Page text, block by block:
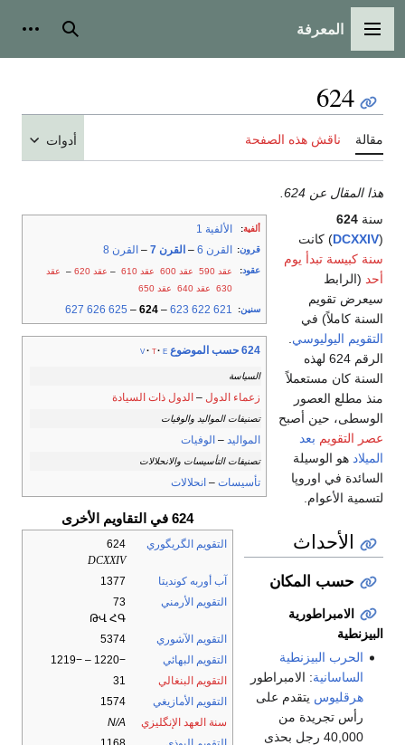
القائمة الرئيسية
المعرفة بحث
624
مقالة ناقش هذه الصفحة أدوات
هذا المقال عن 624.
ألفية: الألفية 1
قرون: القرن 6 – القرن 7 – القرن 8
عقود: عقد 590 عقد 600 عقد 610 – عقد 620 – عقد
630
عقد 640 عقد 650
سنين:
621
622
623
–
624
–
625
626
627
624 حسب الموضوع v t e
السياسة
زعماء الدول – الدول ذات السيادة
تصنيفات المواليد والوفيات
المواليد – الوفيات
تصنيفات التأسيسات والانحلالات
تأسيسات – انحلالات
624 في التقاويم الأخرى
التقويم الگريگوري
624
DCXXIV
آب أوربه كونديتا
1377
التقويم الأرمني
73
ԹՎ ՀԳ
التقويم الآشوري
5374
التقويم البهائي
−1220 – −1219
التقويم البنغالي
31
التقويم الأمازيغي
1574
سنة العهد الإنگليزي
N/A
سنة 624
(
DCXXIV) كانت
سنة كبيسة تبدأ يوم
أحد (الرابط
سيعرض تقويم
السنة كاملاً) في
التقويم اليوليوسي
الرقم 624 لهذه
السنة كان مستعملاً
منذ مطلع العصور
الوسطى، حين أصبح
عصر التقويم بعد
الميلاد هو الوسيلة
السائدة في اوروپا
لتسمية الأعوام.
الأحداث
حسب المكان
الامبراطورية
البيزنطية
الحرب البيزنطية
الساسانية: الامبراطور
هرقليوس يتقدم على
رأس تجريدة من
40,000 رجل بحذى